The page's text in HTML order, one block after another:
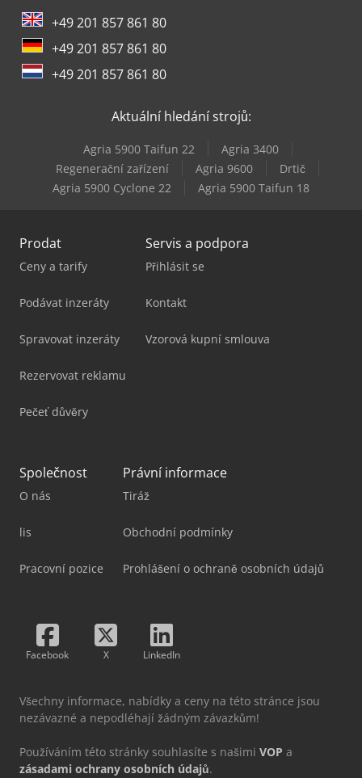
Hebrock F4
Hebrock F5
Heidenreich & Harbeck Stroje Pro Hluboké Vrtání
Holzkraft Kso 200 F
Houfek Sr 530
+49 201 857 861 80
+49 201 857 861 80
+49 201 857 861 80
Aktuální hledání strojů:
Agria 5900 Taifun 22
Agria 3400
Regenerační zařízení
Agria 9600
Drtič
Agria 5900 Cyclone 22
Agria 5900 Taifun 18
Prodat
Ceny a tarify
Podávat inzeráty
Spravovat inzeráty
Rezervovat reklamu
Pečeť důvěry
Servis a podpora
Přihlásit se
Kontakt
Vzorová kupní smlouva
Společnost
O nás
lis
Pracovní pozice
Právní informace
Tiráž
Obchodní podmínky
Prohlášení o ochraně osobních údajů
Facebook X LinkedIn
Všechny informace, nabídky a ceny na této stránce jsou
nezávazné a nepodléhají žádným závazkům!
Používáním této stránky souhlasíte s našimi VOP a
zásadami ochrany osobních údajů.